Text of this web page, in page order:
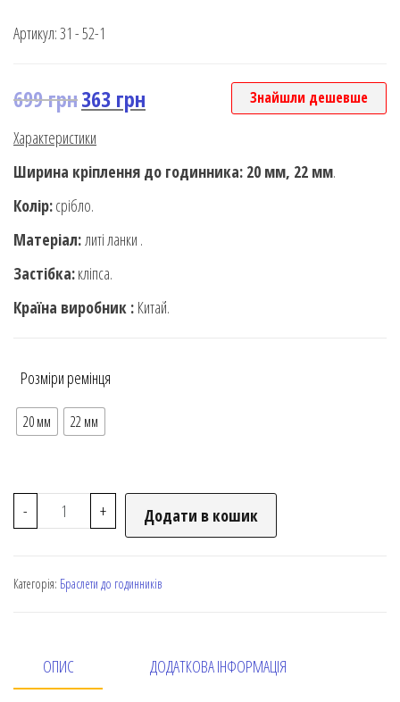
based on
Артикул:31 - 52-1
699грн363 грн Знайшли дешевше
Характеристики
Ширина кріплення до годинника: 20 мм, 22 мм.
Колір:срібло.
Матеріал: литі ланки .
Застібка:кліпса.
Країна виробник : Китай.
Розміри ремінця
20 мм 22 мм
- + Додати в кошик
Категорія: Браслети до годинників
ОПИС ДОДАТКОВА ІНФОРМАЦІЯ